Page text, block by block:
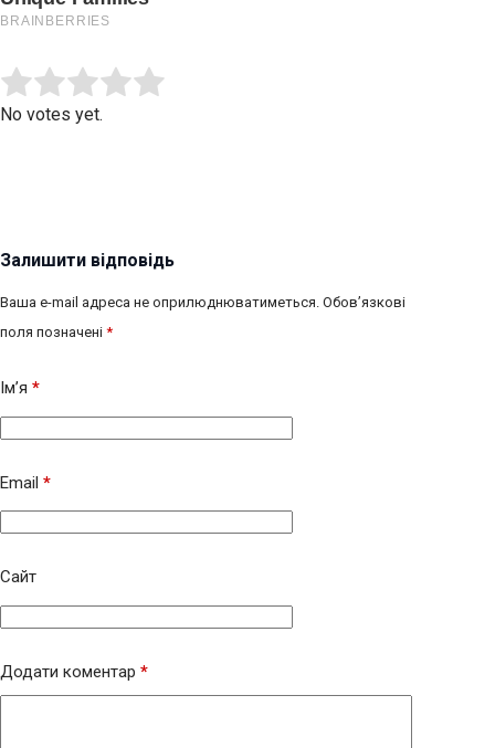
Rate this item:
No votes yet.
Залишити відповідь
Ваша e-mail адреса не оприлюднюватиметься. Обов’язкові
поля позначені *
Ім’я *
Email *
Сайт
Додати коментар *